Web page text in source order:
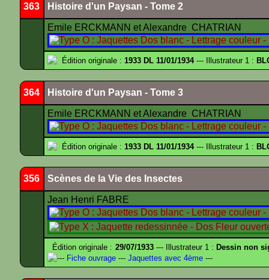
363 Histoire d'un Paysan - Tome 2
Emile ERCKMANN et Alexandre CHATRIAN
Édition originale : 1933 DL 11/01/1934--- Illustrateur 1 :
364 Histoire d'un Paysan - Tome 3
Emile ERCKMANN et Alexandre CHATRIAN
Édition originale : 1933 DL 11/01/1934--- Illustrateur 1 :
356 Scènes de la Vie des Insectes
Jean Henri FABRE
Édition originale : 29/07/1933--- Illustrateur 1 : Dessin non
--- Fiche ouvrage --- Jaquettes avec 4ème ---